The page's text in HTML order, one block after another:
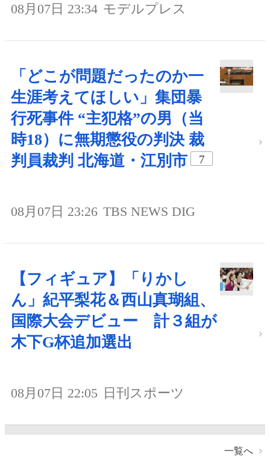
08月07日 23:34 モデルプレス
「どこが問題だったのか一
生涯考えてほしい」集団暴
行死事件 “主犯格”の男（当
時18）に無期懲役の判決 裁
判員裁判 北海道・江別市
7
08月07日 23:26 TBS NEWS DIG
【フィギュア】「りかし
ん」紀平梨花＆西山真瑚組、
国際大会デビュー 計３組が
木下G杯追加選出
08月07日 22:05 日刊スポーツ
一覧へ